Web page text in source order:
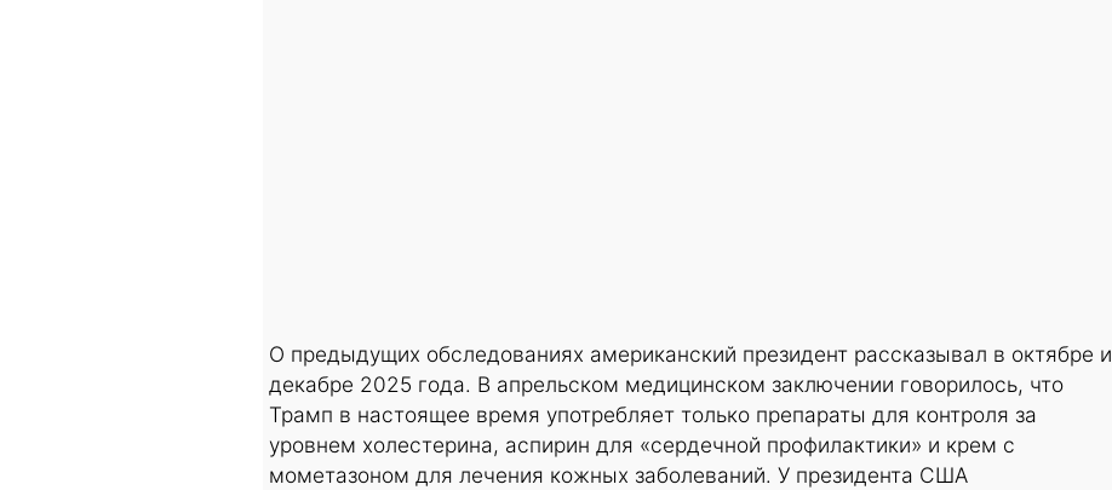
О предыдущих обследованиях американский президент рассказывал в октябре и
декабре 2025 года. В апрельском медицинском заключении говорилось, что
Трамп в настоящее время употребляет только препараты для контроля за
уровнем холестерина, аспирин для «сердечной профилактики» и крем с
мометазоном для лечения кожных заболеваний. У президента США